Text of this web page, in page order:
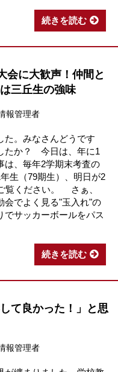
続きを読む
会に大歓声！仲間と
三丘生の強味
報管理者
。みなさんどうです
たか？ 今日は、年に1
は、毎年2学期末考査の
生（79期生）、明日が2
覧ください。 さぁ、
でよく見る"玉入れ"の
でサッカーボールをパス
続きを読む
て良かった！」と思
報管理者